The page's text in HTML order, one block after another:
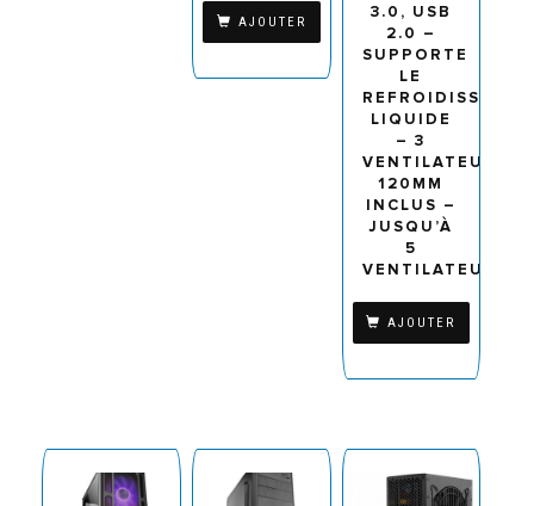
AJOUTER
3.0, USB
2.0 –
SUPPORTE
LE
LIQUIDE
– 3
VENTILATEURS
120MM
INCLUS –
JUSQU’À
5
VENTILATEURS
AJOUTER